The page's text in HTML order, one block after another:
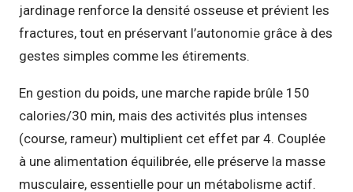
jardinage renforce la densité osseuse et prévient les
fractures, tout en préservant l’autonomie grâce à des
gestes simples comme les étirements.
En gestion du poids, une marche rapide brûle 150
calories/30 min, mais des activités plus intenses
(course, rameur) multiplient cet effet par 4. Couplée
à une alimentation équilibrée, elle préserve la masse
musculaire, essentielle pour un métabolisme actif.